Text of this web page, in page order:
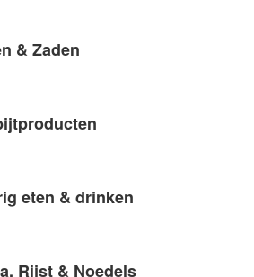
& Zaden
eten & drinken
Rijst & Noedels